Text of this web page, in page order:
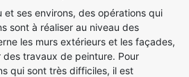
et ses environs, des opérations qui
sont à réaliser au niveau des
les murs extérieurs et les façades,
des travaux de peinture. Pour
qui sont très difficiles, il est